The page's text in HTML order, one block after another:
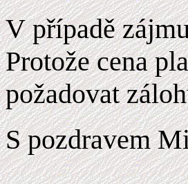
V případě
Protože cena
požadovat
S pozdravem